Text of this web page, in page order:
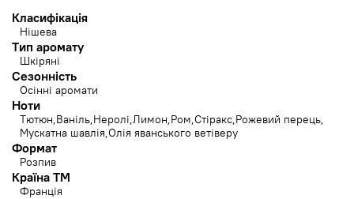
Класифікація
Нішева
Тип аромату
Шкіряні
Сезонність
Осінні аромати
Ноти
Тютюн Ваніль Неролі Лимон Ром Стіракс Рожевий перець
Мускатна шавлія Олія яванського ветіверу
Формат
Розпив
Країна ТМ
Франція